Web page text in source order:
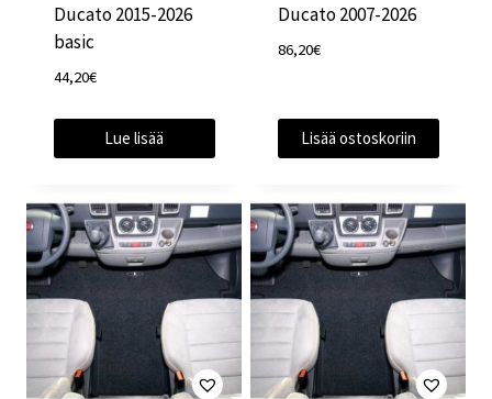
Ducato 2015-2026
basic
44,20€
Lue lisää
Ducato 2007-2026
86,20€
Lisää ostoskoriin